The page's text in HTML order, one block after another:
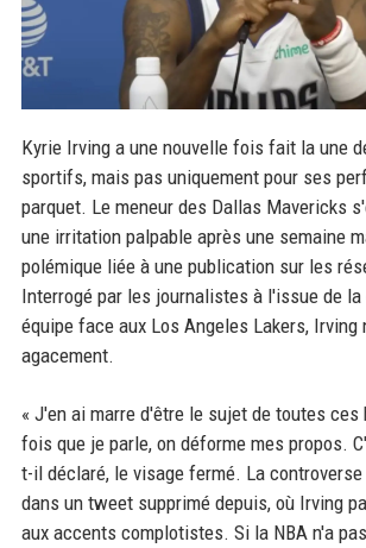
Kyrie Irving a une nouvelle fois fait la une
sportifs, mais pas uniquement pour ses
parquet. Le meneur des Dallas Mavericks
une irritation palpable après une semaine
polémique liée à une publication sur les
Interrogé par les journalistes à l'issue de
équipe face aux Los Angeles Lakers, Irving
agacement.
« J'en ai marre d'être le sujet de toutes ces
fois que je parle, on déforme mes propos.
t-il déclaré, le visage fermé. La
dans un tweet supprimé depuis, où Irving
aux accents complotistes. Si la NBA n'a